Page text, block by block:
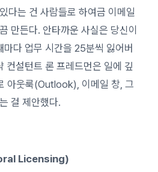
다는 건 사람들로 하여금 이메일
만든다. 안타까운 사실은 당신이
마다 업무 시간을 25분씩 잃어버
컨설턴트 론 프레드먼은 일에 깊
아웃룩(Outlook), 이메일 창, 그
걸 제안했다.
Licensing)